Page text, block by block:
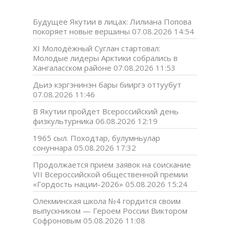
Будущее Якутии в лицах: Лилиана Попова
покоряет новые вершины 07.08.2026 14:54
XI Молодёжный Суглан стартовал:
Молодые лидеры Арктики собрались в
Хангаласском районе 07.08.2026 11:53
Дьиэ кэргэнинэн бары бииргэ оттуубут
07.08.2026 11:46
В Якутии пройдет Всероссийский день
физкультурника 06.08.2026 12:19
1965 сыл. Походтар, булумньулар
сонуннара 05.08.2026 17:32
Продолжается прием заявок на соискание
VII Всероссийской общественной премии
«Гордость нации-2026» 05.08.2026 15:24
Олекминская школа №4 гордится своим
выпускником — Героем России Виктором
Софроновым 05.08.2026 11:08